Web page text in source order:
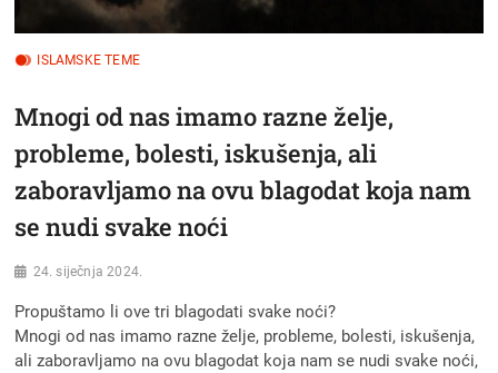
ISLAMSKE TEME
Mnogi od nas imamo razne želje,
probleme, bolesti, iskušenja, ali
zaboravljamo na ovu blagodat koja nam
se nudi svake noći
24. siječnja 2024.
Propuštamo li ove tri blagodati svake noći?
Mnogi od nas imamo razne želje, probleme, bolesti, iskušenja,
ali zaboravljamo na ovu blagodat koja nam se nudi svake noći,